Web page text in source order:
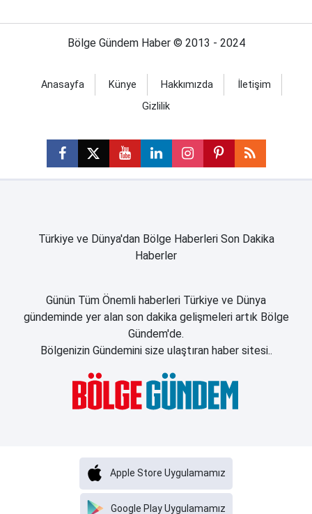
Bölge Gündem Haber © 2013 - 2024
Anasayfa Künye Hakkımızda
İletişim
Gizlilik
Türkiye ve Dünya'dan Bölge Haberleri Son Dakika
Haberler
Günün Tüm Önemli haberleri Türkiye ve Dünya
gündeminde yer alan son dakika gelişmeleri artık Bölge
Gündem'de.
Bölgenizin Gündemini size ulaştıran haber sitesi..
Google Play Uygulamamız
Apple Store Uygulamamız